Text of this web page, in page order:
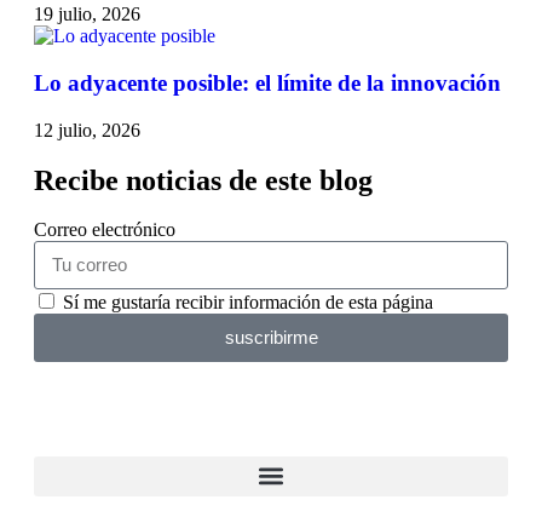
19 julio, 2026
Lo adyacente posible: el límite de la innovación
12 julio, 2026
Recibe noticias de este blog
Correo electrónico
Sí me gustaría recibir información de esta página
suscribirme